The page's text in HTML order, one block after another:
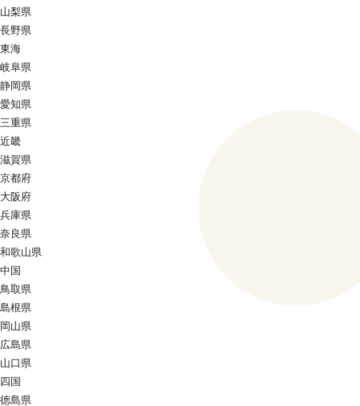
山梨県
長野県
東海
岐阜県
静岡県
愛知県
三重県
近畿
滋賀県
京都府
大阪府
兵庫県
奈良県
和歌山県
中国
鳥取県
島根県
岡山県
広島県
山口県
四国
徳島県